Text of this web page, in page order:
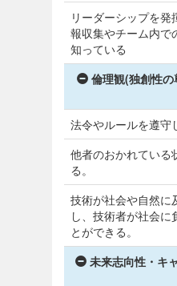
リーダーシップを
報収集やチーム内で
知っている
倫理観(独創性
法令やルールを遵守
他者のおかれている
る。
技術が社会や自然に
し、技術者が社会に
とができる。
未来志向性・キ